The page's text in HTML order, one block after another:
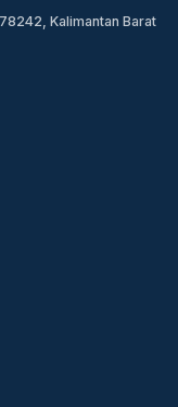
Kalimantan Barat